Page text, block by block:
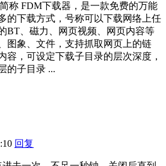
简称 FDM下载器，是一款免费的万能
的下载方式，号称可以下载网络上任
BT、磁力、网页视频、网页内容等
图象、文件，支持抓取网页上的链
容，可设定下载子目录的层次深度，
的子目录 ...
回复